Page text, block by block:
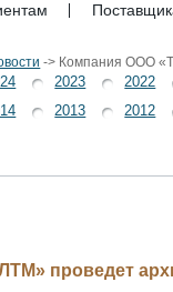
-> Компания ООО
2023 2022
2013 2012
проведет